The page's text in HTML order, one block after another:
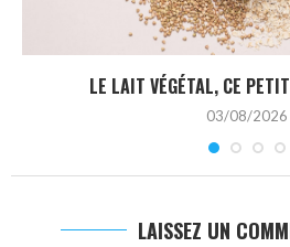
LE LAIT VÉGÉTAL, CE
03/08/2026
LAISSEZ UN